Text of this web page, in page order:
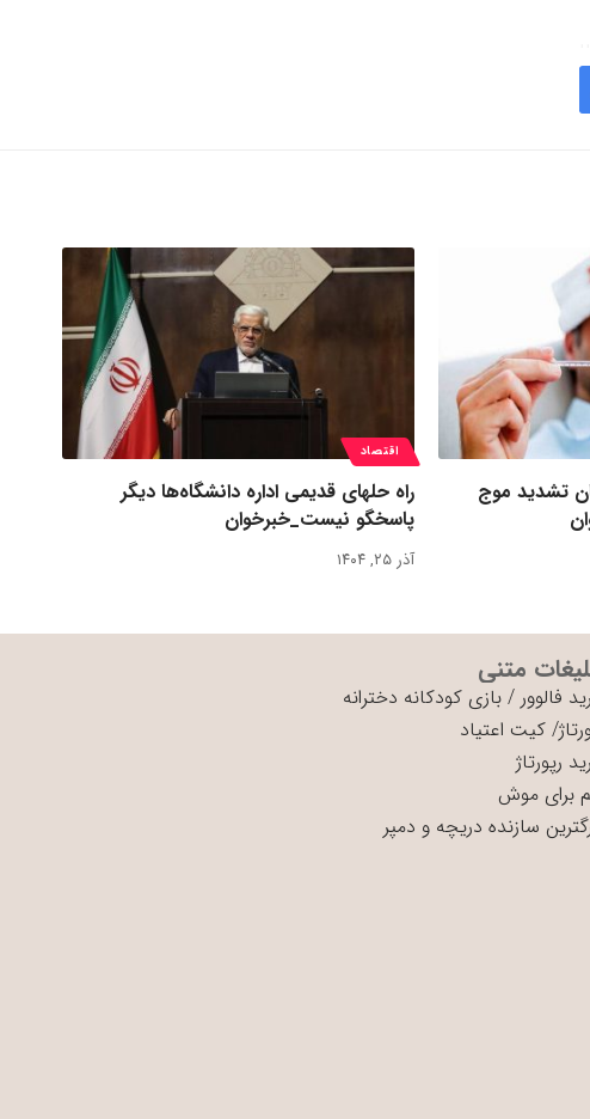
تشدید موج
اقتصاد
راه حلهای قدیمی اداره دانشگاه‌ها دیگر
پاسخگو نیست_خبرخوان
آذر ۲۵, ۱۴۰۴
متنی
فالوور /بازی کودکانه دخترانه
/کیت اعتیاد
رپورتاژ
برای موش
سازنده دریچه و دمپر